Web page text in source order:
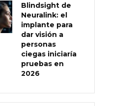
Blindsight de
Neuralink: el
implante para
dar visión a
personas
ciegas iniciaría
pruebas en
2026